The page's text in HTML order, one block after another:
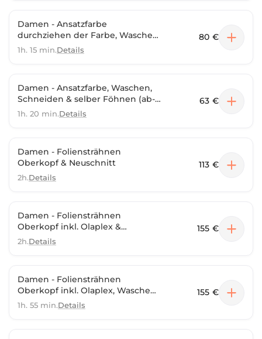
Damen - Ansatzfarbe
durchziehen der Farbe, Waschen,
Schneiden & selber Föhnen
1h. 15 min.Details
80 €
Damen - Ansatzfarbe, Waschen,
Schneiden & selber Föhnen (ab-
Preis)
1h. 20 min.Details
63 €
Damen - Foliensträhnen
Oberkopf & Neuschnitt
2h.Details
113 €
Damen - Foliensträhnen
Oberkopf inkl. Olaplex &
Neuschnitt
2h.Details
155 €
Damen - Foliensträhnen
Oberkopf inkl. Olaplex, Waschen,
Schneiden & selber Föhnen
1h. 55 min.Details
155 €